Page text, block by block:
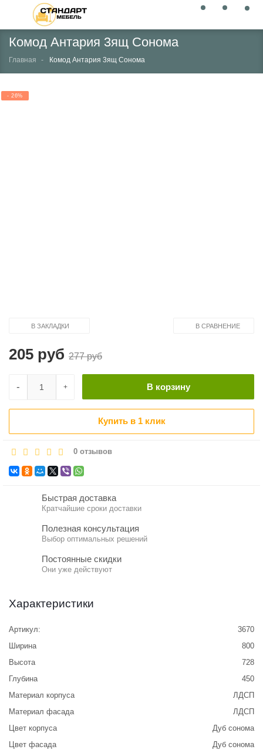
Комод Антария 3ящ Сонома
Главная Комод Антария 3ящ Сонома
- 26%
В ЗАКЛАДКИ В СРАВНЕНИЕ
205 руб 277 руб
+
- В корзину
Купить в 1 клик
0 отзывов
Быстрая доставка
Кратчайшие сроки доставки
Полезная консультация
Выбор оптимальных решений
Постоянные скидки
Они уже действуют
Характеристики
Артикул:
3670
Ширина
800
Высота
728
Глубина
450
Материал корпуса
ЛДСП
Материал фасада
ЛДСП
Цвет корпуса
Дуб сонома
Цвет фасада
Дуб сонома